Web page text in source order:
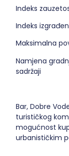
Indeks
Indeks
Maksimalna
Namjena
sadržaji
Bar, Dobre
turističkog
mogućnost
urbanističkim